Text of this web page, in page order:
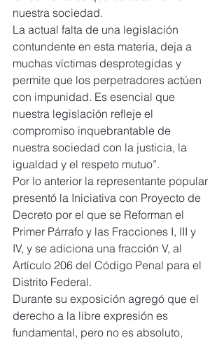
nuestra sociedad.
La actual falta de una legislación
contundente en esta materia, deja a
muchas víctimas desprotegidas y
permite que los perpetradores actúen
con impunidad. Es esencial que
nuestra legislación refleje el
compromiso inquebrantable de
nuestra sociedad con la justicia, la
igualdad y el respeto mutuo”.
Por lo anterior la representante popular
presentó la Iniciativa con Proyecto de
Decreto por el que se Reforman el
Primer Párrafo y las Fracciones I, III y
IV, y se adiciona una fracción V, al
Artículo 206 del Código Penal para el
Distrito Federal.
Durante su exposición agregó que el
derecho a la libre expresión es
fundamental, pero no es absoluto,